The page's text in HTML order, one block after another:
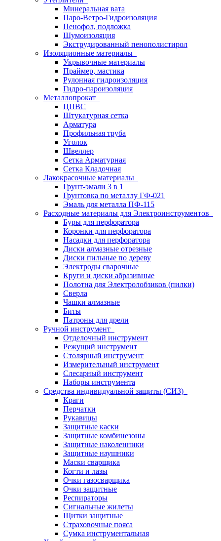
Минеральная вата
Паро-Ветро-Гидроизоляция
Пенофол, подложка
Шумоизоляция
Экструдированный пенополистирол
Изоляционные материалы
Укрывочные материалы
Праймер, мастика
Рулонная гидроизоляция
Гидро-пароизоляция
Металлопрокат
ЦПВС
Штукатурная сетка
Арматура
Профильная труба
Уголок
Швеллер
Сетка Арматурная
Сетка Кладочная
Лакокрасочные материалы
Грунт-эмали 3 в 1
Грунтовка по металлу ГФ-021
Эмаль для металла ПФ-115
Расходные материалы для Электроинструментов
Буры для перфоратора
Коронки для перфоратора
Насадки для перфоратора
Диски алмазные отрезные
Диски пильные по дереву
Электроды сварочные
Круги и диски абразивные
Полотна для Электролобзиков (пилки)
Сверла
Чашки алмазные
Биты
Патроны для дрели
Ручной инструмент
Отделочный инструмент
Режущий инструмент
Столярный инструмент
Измерительный инструмент
Слесарный инструмент
Наборы инструмента
Средства индивидуальной защиты (СИЗ)
Краги
Перчатки
Рукавицы
Защитные каски
Защитные комбинезоны
Защитные наколенники
Защитные наушники
Маски сварщика
Когти и лазы
Очки газосварщика
Очки защитные
Респираторы
Сигнальные жилеты
Щитки защитные
Страховочные пояса
Сумка инструментальная